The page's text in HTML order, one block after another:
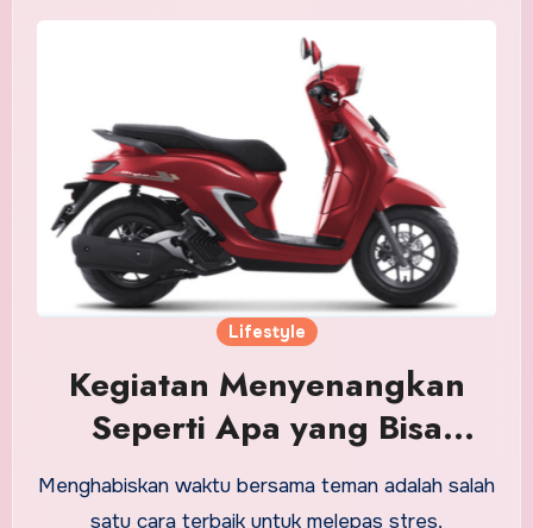
Lifestyle
Kegiatan Menyenangkan
Seperti Apa yang Bisa
Dilakukan dengan Teman?
Menghabiskan waktu bersama teman adalah salah
satu cara terbaik untuk melepas stres,